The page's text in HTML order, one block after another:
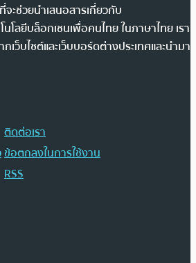
ะช่วยนำเสนอสารเกี่ยวกับ
โลยีบล็อกเชนเพื่อคนไทย ในภาษาไทย เรา
ว็บไซต์และเว็บบอร์ดต่างประเทศและนำมา
ติดต่อเรา
ข้อตกลงในการใช้งาน
RSS